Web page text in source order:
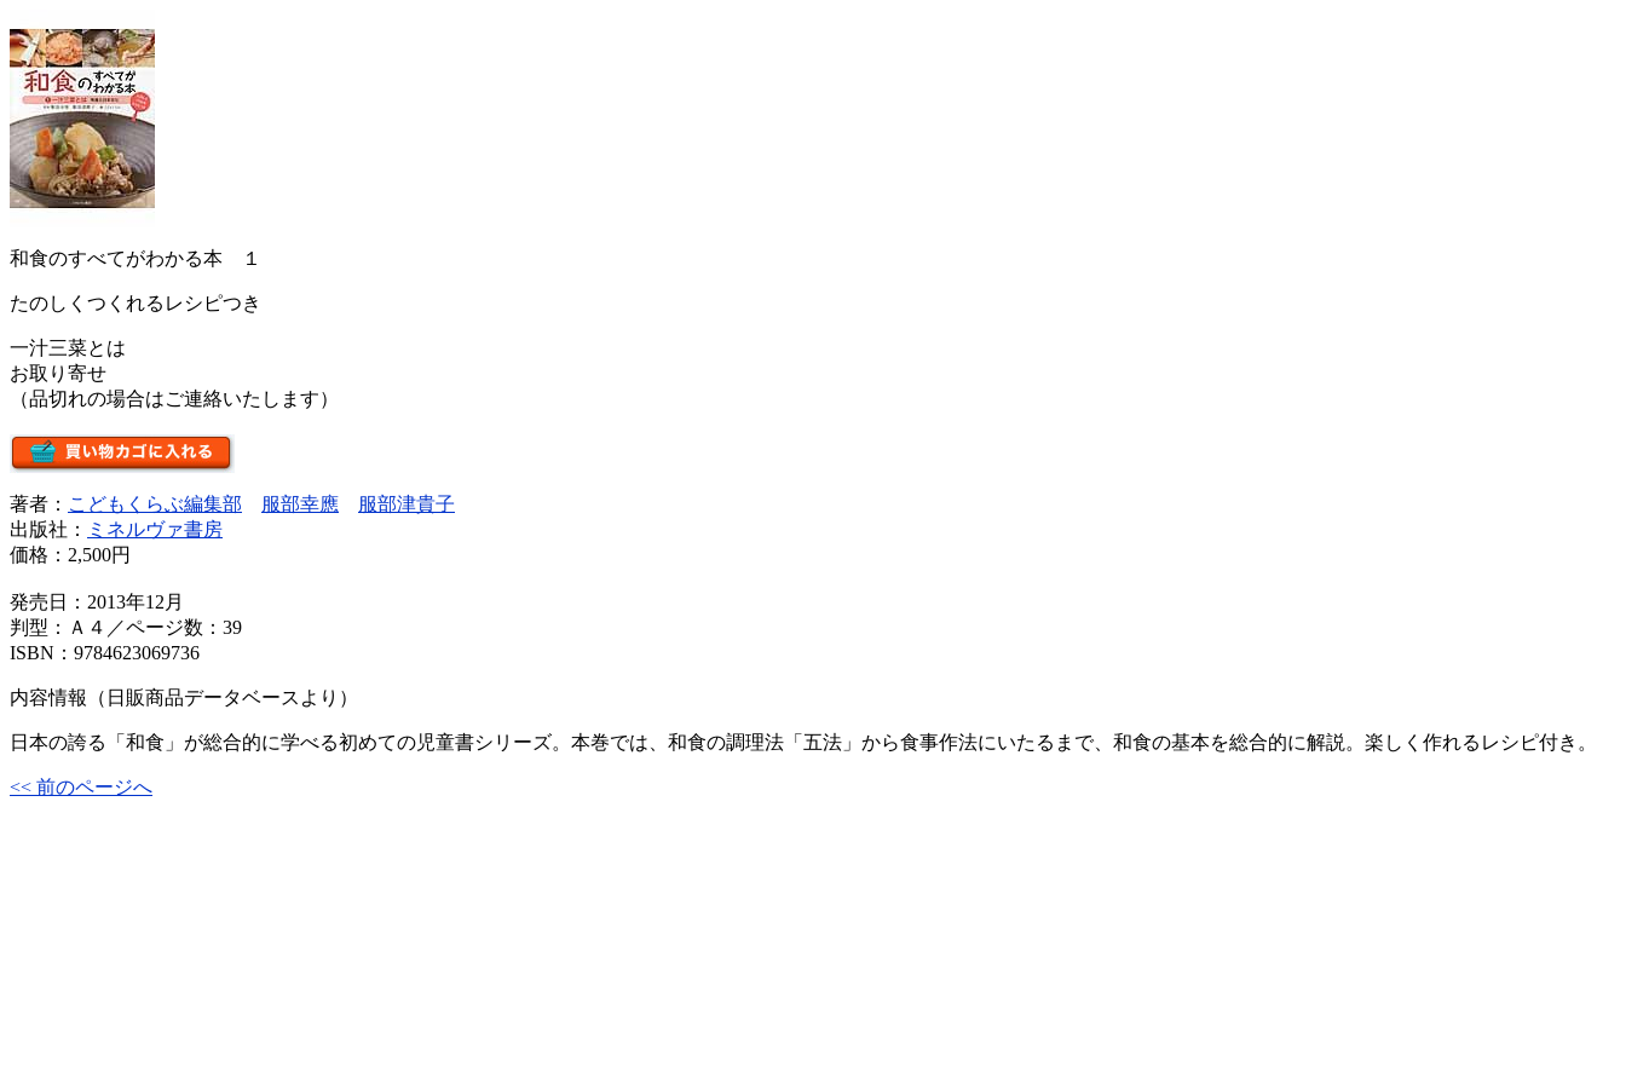
和食のすべてがわかる本 １
たのしくつくれるレシピつき
一汁三菜とは
お取り寄せ
（品切れの場合はご連絡いたします）
著者： こどもくらぶ編集部 服部幸應
服部津貴子
出版社：
ミネルヴァ書房
価格： 2,500円
発売日：2013年12月
判型：Ａ４／ページ数：39
ISBN：9784623069736
内容情報（日販商品データベースより）
日本の誇る「和食」が総合的に学べる初めての児童書シリーズ。本巻では、和食の調理法「五法」から食事作法にいたるまで、和食の基本を総合的に解説。楽しく作れるレシピ付き。
<< 前のページへ